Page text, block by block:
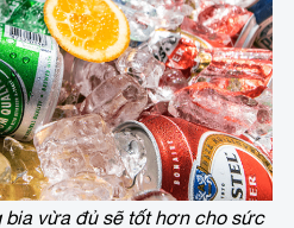
vừa đủ sẽ tốt hơn cho sức